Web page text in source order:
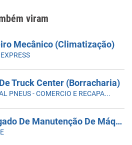
viram
Mecânico (Climatização)
Truck Center (Borracharia)
ATUAL PNEUS - COMERCIO E RECAPAGEM
Encarregado De Manutenção De Máquinas E Equipamentos